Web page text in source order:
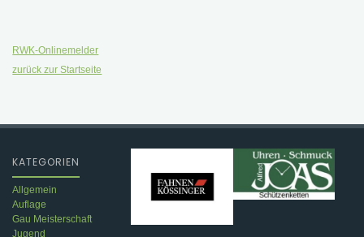
RWK-Onlinemelder
zurück zur Startseite
KATEGORIEN
Allgemein
Auflage
Gau Meisterschaft
Jugend